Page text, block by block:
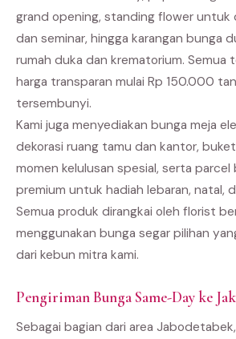
grand opening, standing flower untuk
dan seminar, hingga karangan bunga
rumah duka dan krematorium. Semua
harga transparan mulai Rp 150.000
tersembunyi.
Kami juga menyediakan bunga meja
dekorasi ruang tamu dan kantor,
momen kelulusan spesial, serta parcel
premium untuk hadiah lebaran, natal,
Semua produk dirangkai oleh florist
menggunakan bunga segar pilihan
dari kebun mitra kami.
Pengiriman Bunga Same-Day ke
Sebagai bagian dari area